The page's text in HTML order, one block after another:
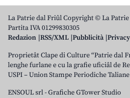
La Patrie dal Friûl Copyright © La
Partita IVA 01299830305
Redazion RSS/XML Pubblicità
Proprietât Clape di Culture “Patrie dal
lenghe furlane e cu la grafie uficiâl de
USPI – Union Stampe Periodiche Taliane
ENSOUL srl-Grafiche GTower Studio